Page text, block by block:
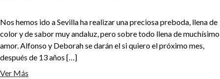
Nos hemos ido a Sevilla ha realizar una preciosa preboda, llena de
color y de sabor muy andaluz, pero sobre todo llena de muchísimo
amor. Alfonso y Deborah se darán el si quiero el próximo mes,
después de 13 años […]
Ver Más